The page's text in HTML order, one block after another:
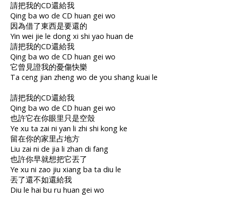
請把我的CD還給我
Qing ba wo de CD huan gei wo
因為借了東西是要還的
Yin wei jie le dong xi shi yao huan de
請把我的CD還給我
Qing ba wo de CD huan gei wo
它曾見證我的憂傷快樂
Ta ceng jian zheng wo de you shang kuai le
請把我的CD還給我
Qing ba wo de CD huan gei wo
也許它在你眼里只是空殼
Ye xu ta zai ni yan li zhi shi kong ke
留在你的家里占地方
Liu zai ni de jia li zhan di fang
也許你早就想把它丟了
Ye xu ni zao jiu xiang ba ta diu le
丟了還不如還給我
Diu le hai bu ru huan gei wo